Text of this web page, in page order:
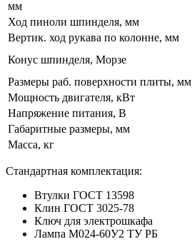
мм
Ход пиноли шпинделя, мм
Вертик. ход рукава по колонне, мм
Конус шпинделя, Морзе
Размеры раб. поверхности плиты, мм
Мощность двигателя, кВт
Напряжение питания, В
Габаритные размеры, мм
Масса, кг
Стандартная комплектация:
Втулки ГОСТ 13598
Клин ГОСТ 3025-78
Ключ для электрошкафа
Лампа М024-60У2 ТУ РБ